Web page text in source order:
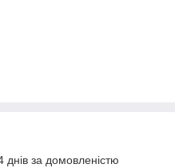
за домовленістю